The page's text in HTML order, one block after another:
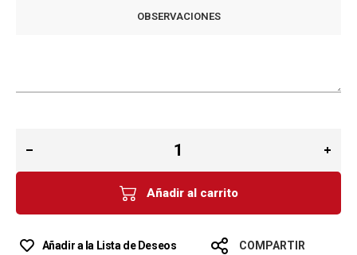
OBSERVACIONES
Añadir al carrito
Añadir a la Lista de Deseos COMPARTIR